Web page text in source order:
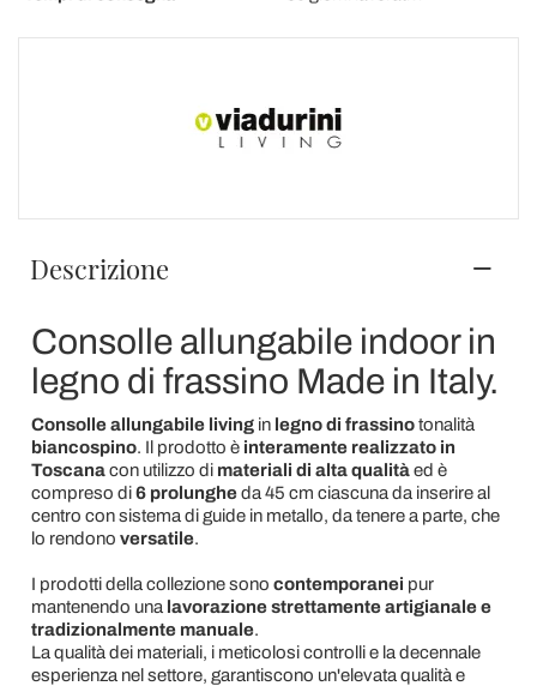
Descrizione
Consolle allungabile indoor in
legno di frassino Made in Italy.
Consolle allungabile living in legno di frassinotonalità
biancospino. Il prodotto è interamente realizzato in
Toscanacon utilizzo di materiali di alta qualitàed è
compreso di6 prolungheda 45 cm ciascuna da inserire al
centro con sistema di guide in metallo, da tenere a parte, che
lo rendono versatile.
I prodotti della collezione sono contemporanei pur
mantenendo una lavorazione strettamente artigianale e
tradizionalmente manuale.
La qualità dei materiali, i meticolosi controlli e la decennale
esperienza nel settore, garantiscono un'elevata qualità e